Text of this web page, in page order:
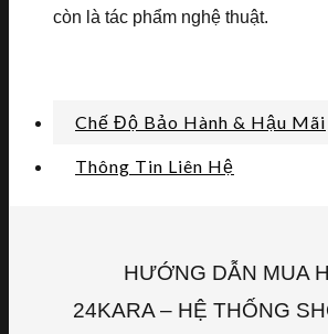
còn là tác phẩm nghệ thuật.
Chế Độ Bảo Hành & Hậu Mãi
Thông Tin Liên Hệ
HƯỚNG DẪN MUA
24KARA – HỆ THỐNG